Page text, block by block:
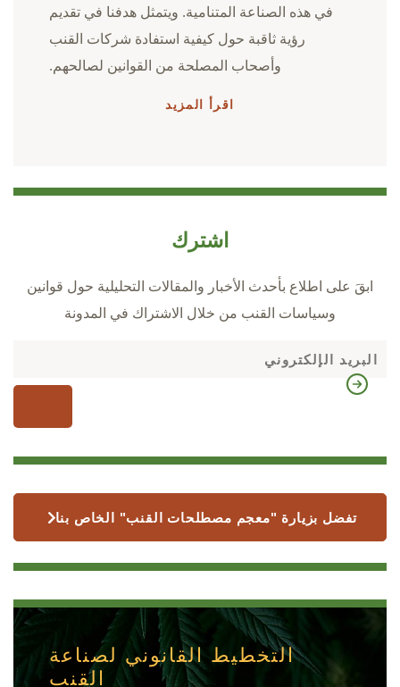
في هذه الصناعة المتنامية. ويتمثل هدفنا في تقديم
رؤية ثاقبة حول كيفية استفادة شركات القنب
وأصحاب المصلحة من القوانين لصالحهم.
اقرأ المزيد
اشترك
ابقَ على اطلاع بأحدث الأخبار والمقالات التحليلية حول قوانين
وسياسات القنب من خلال الاشتراك في المدونة
تفضل بزيارة "معجم مصطلحات القنب" الخاص بنا
التخطيط القانوني لصناعة
القنب